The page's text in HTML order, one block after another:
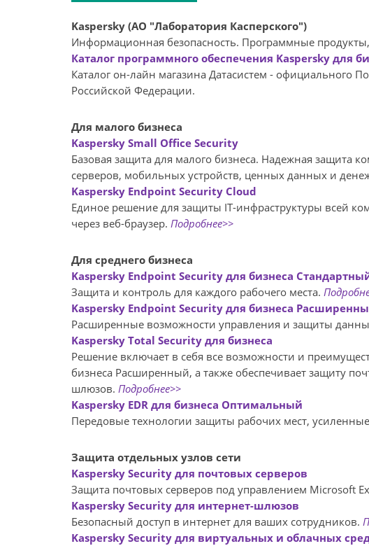
Kaspersky (АО "Лаборатория Касперского")
Информационная безопасность. Программные
Каталог программного обеспечения Kaspersky для
Каталог он-лайн магазина Датасиcтем - официального
Российской Федерации.
Для малого бизнеса
Kaspersky Small Office Security
Базовая защита для малого бизнеса. Надежная защита
серверов, мобильных устройств, ценных данных и
Kaspersky Endpoint Security Cloud
Единое решение для защиты IT-инфраструктуры всей
через веб-браузер. Подробнее>>
Для среднего бизнеса
Kaspersky Endpoint Security для бизнеса
Защита и контроль для каждого рабочего места.
Kaspersky Endpoint Security для бизнеса
Расширенные возможности управления и защиты
Kaspersky Total Security для бизнеса
Решение включает в себя все возможности и
бизнеса Расширенный, а также обеспечивает защиту
шлюзов. Подробнее>>
Kaspersky EDR для бизнеса Оптимальный
Передовые технологии защиты рабочих мест,
Защита отдельных узлов сети
Kaspersky Security для почтовых серверов
Защита почтовых серверов под управлением Microsoft
Kaspersky Security для интернет-шлюзов
Безопасный доступ в интернет для ваших сотрудников.
Kaspersky Security для виртуальных и облачных